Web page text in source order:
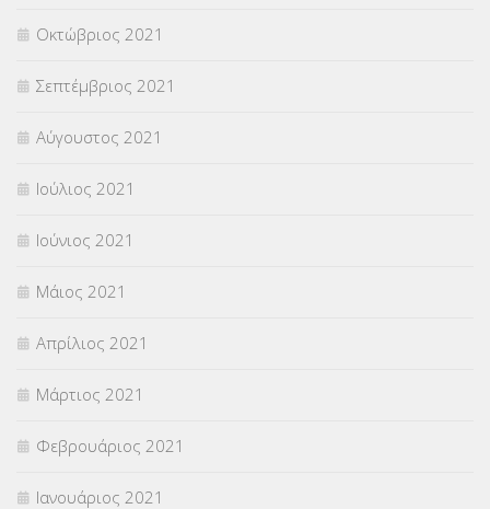
Οκτώβριος 2021
Σεπτέμβριος 2021
Αύγουστος 2021
Ιούλιος 2021
Ιούνιος 2021
Μάιος 2021
Απρίλιος 2021
Μάρτιος 2021
Φεβρουάριος 2021
Ιανουάριος 2021